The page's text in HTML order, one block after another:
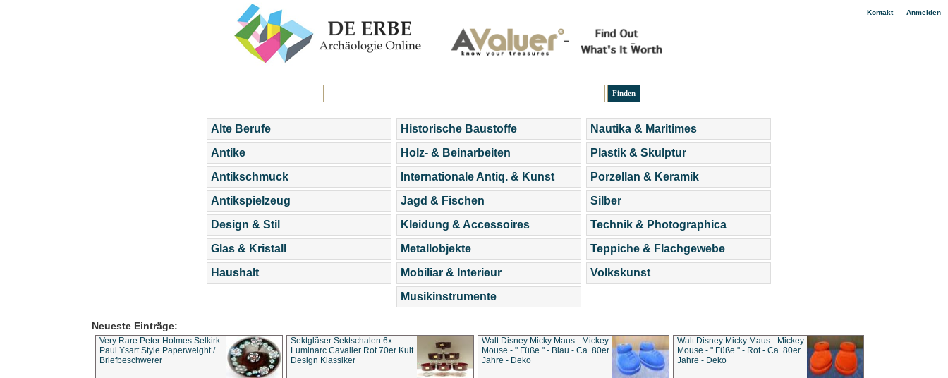
Kontakt| Anmelden
Alte Berufe
Antike
Antikschmuck
Antikspielzeug
Design & Stil
Glas & Kristall
Haushalt
Historische Baustoffe
Holz- & Beinarbeiten
Internationale Antiq. & Kunst
Jagd & Fischen
Kleidung & Accessoires
Metallobjekte
Mobiliar & Interieur
Musikinstrumente
Nautika & Maritimes
Plastik & Skulptur
Porzellan & Keramik
Silber
Technik & Photographica
Teppiche & Flachgewebe
Volkskunst
Neueste Einträge:
Very Rare Peter Holmes Selkirk
Paul Ysart Style Paperweight /
Briefbeschwerer
Sektgläser Sektschalen 6x
Luminarc Cavalier Rot 70er Kult
Design Klassiker
Walt Disney Micky Maus - Mickey
Mouse - " Füße " - Blau - Ca. 80er
Jahre - Deko
Walt Disney Micky Maus - Mickey
Mouse - " Füße " - Rot - Ca. 80er
Jahre - Deko